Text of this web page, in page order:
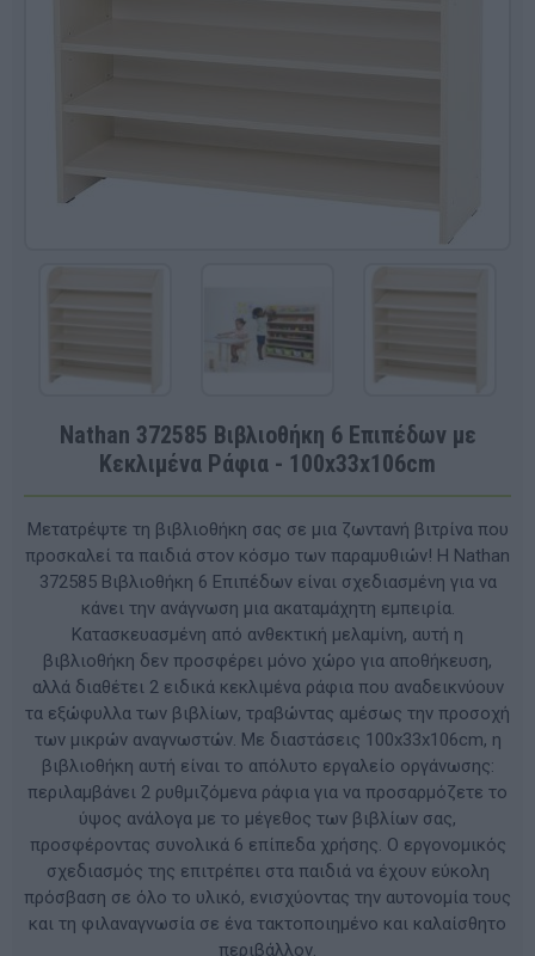
Nathan 372585 Βιβλιοθήκη 6 Επιπέδων με
Κεκλιμένα Ράφια - 100x33x106cm
Μετατρέψτε τη βιβλιοθήκη σας σε μια ζωντανή βιτρίνα που
προσκαλεί τα παιδιά στον κόσμο των παραμυθιών! Η Nathan
372585 Βιβλιοθήκη 6 Επιπέδων είναι σχεδιασμένη για να
κάνει την ανάγνωση μια ακαταμάχητη εμπειρία.
Κατασκευασμένη από ανθεκτική μελαμίνη, αυτή η
βιβλιοθήκη δεν προσφέρει μόνο χώρο για αποθήκευση,
αλλά διαθέτει 2 ειδικά κεκλιμένα ράφια που αναδεικνύουν
τα εξώφυλλα των βιβλίων, τραβώντας αμέσως την προσοχή
των μικρών αναγνωστών. Με διαστάσεις 100x33x106cm, η
βιβλιοθήκη αυτή είναι το απόλυτο εργαλείο οργάνωσης:
περιλαμβάνει 2 ρυθμιζόμενα ράφια για να προσαρμόζετε το
ύψος ανάλογα με το μέγεθος των βιβλίων σας,
προσφέροντας συνολικά 6 επίπεδα χρήσης. Ο εργονομικός
σχεδιασμός της επιτρέπει στα παιδιά να έχουν εύκολη
πρόσβαση σε όλο το υλικό, ενισχύοντας την αυτονομία τους
και τη φιλαναγνωσία σε ένα τακτοποιημένο και καλαίσθητο
περιβάλλον.